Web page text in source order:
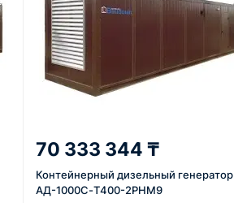
70 333 344 ₸
Контейнерный дизельный генератор
АД-1000С-Т400-2РНМ9